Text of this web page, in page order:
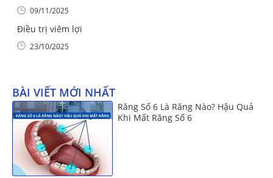
09/11/2025
Điều trị viêm lợi
23/10/2025
BÀI VIẾT MỚI NHẤT
Răng Số 6 Là Răng Nào? Hậu Quả
Khi Mất Răng Số 6